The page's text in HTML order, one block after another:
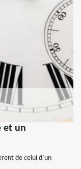
et un
de celui d’un